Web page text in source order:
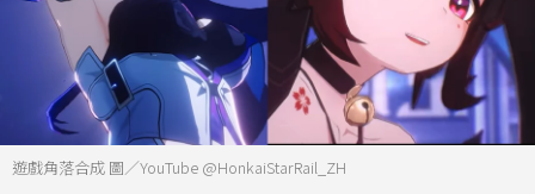
遊戲角落合成 圖／YouTube @HonkaiStarRail_ZH